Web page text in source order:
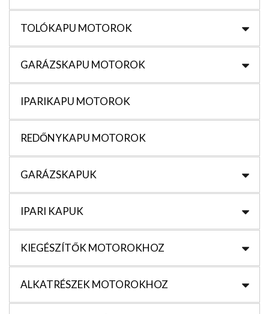
TOLÓKAPU MOTOROK
GARÁZSKAPU MOTOROK
IPARIKAPU MOTOROK
REDŐNYKAPU MOTOROK
GARÁZSKAPUK
IPARI KAPUK
KIEGÉSZÍTŐK MOTOROKHOZ
ALKATRÉSZEK MOTOROKHOZ